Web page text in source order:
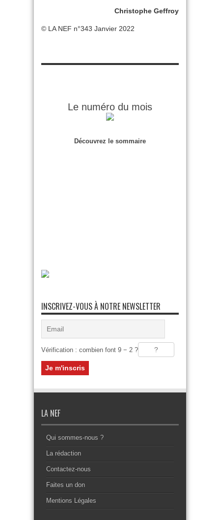
Christophe Geffroy
© LA NEF n°343 Janvier 2022
Le numéro du mois
Découvrez le sommaire
INSCRIVEZ-VOUS À NOTRE NEWSLETTER
Vérification : combien font 9 − 2 ?
LA NEF
Qui sommes-nous ?
La rédaction
Contactez-nous
Faites un don
Mentions Légales